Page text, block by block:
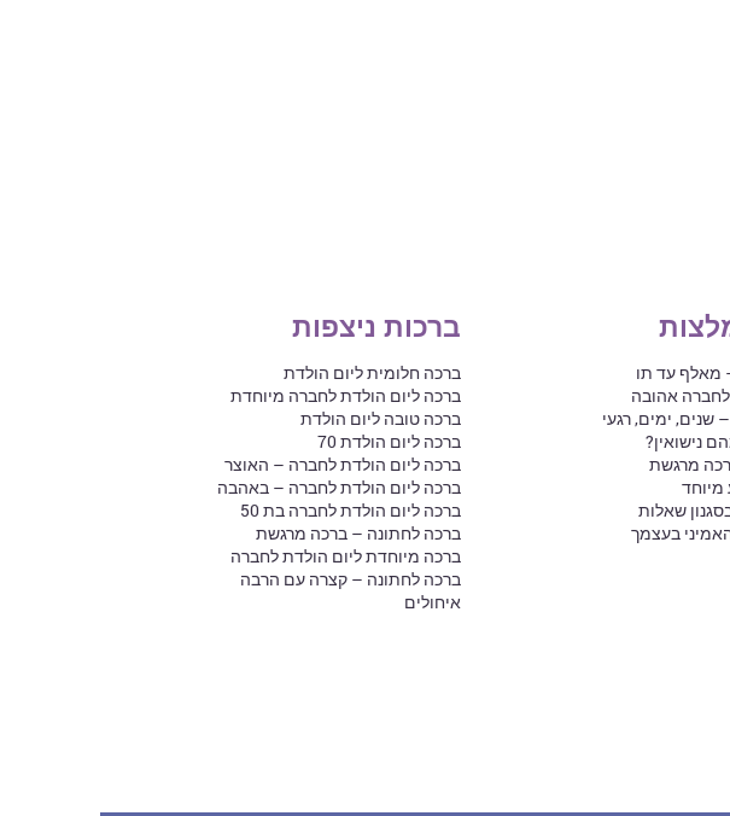
מאלף עד תו
אהובה
שנים, ימים, רגעי
נישואין?
מרגשת
מיוחד
שאלות
בעצמך
ברכות ניצפות
ברכה חלומית ליום הולדת
ברכה ליום הולדת לחברה מיוחדת
ברכה טובה ליום הולדת
ברכה ליום הולדת 70
ברכה ליום הולדת לחברה – האוצר
ברכה ליום הולדת לחברה – באהבה
ברכה ליום הולדת לחברה בת 50
ברכה לחתונה – ברכה מרגשת
ברכה מיוחדת ליום הולדת לחברה
ברכה לחתונה – קצרה עם הרבה
איחולים